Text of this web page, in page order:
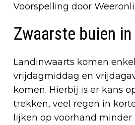
Voorspelling door
Zwaarste buien
Landinwaarts komen
vrijdagmiddag en
komen. Hierbij is er kans
trekken, veel regen in
lijken op voorhand